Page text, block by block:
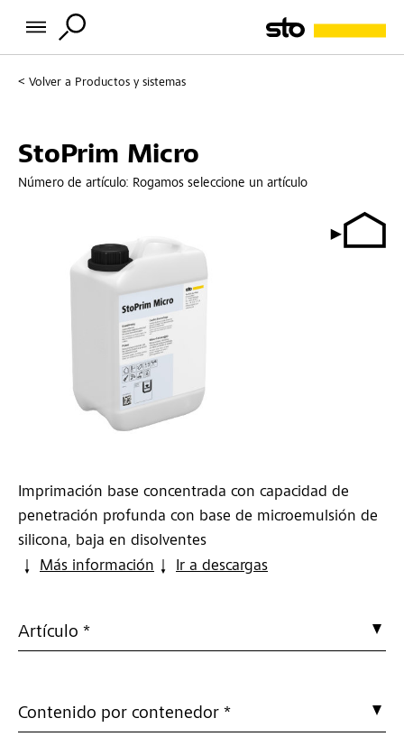
Volver a Productos y sistemas
StoPrim Micro
Número de artículo: Rogamos seleccione un artículo
Imprimación base concentrada con capacidad de
penetración profunda con base de microemulsión de
silicona, baja en disolventes
Más información
Ir a descargas
Artículo *
Contenido por contenedor *